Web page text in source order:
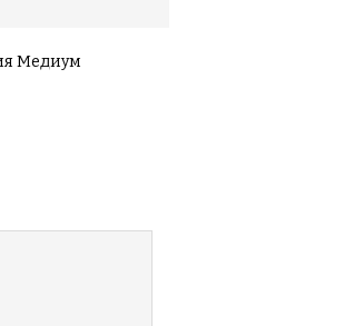
Медиум